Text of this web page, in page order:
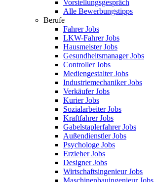
Vorstellungsgespräch
Alle Bewerbungstipps
Berufe
Fahrer Jobs
LKW-Fahrer Jobs
Hausmeister Jobs
Gesundheitsmanager Jobs
Controller Jobs
Mediengestalter Jobs
Industriemechaniker Jobs
Verkäufer Jobs
Kurier Jobs
Sozialarbeiter Jobs
Kraftfahrer Jobs
Gabelstaplerfahrer Jobs
Außendienstler Jobs
Psychologe Jobs
Erzieher Jobs
Designer Jobs
Wirtschaftsingenieur Jobs
Maschinenbauingenieur Jobs